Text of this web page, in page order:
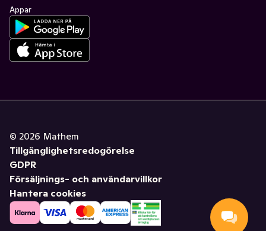
Appar
© 2026 Mathem
Tillgänglighetsredogörelse
GDPR
Försäljnings- och användarvillkor
Hantera cookies